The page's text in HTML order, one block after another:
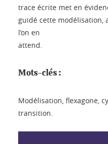
trace écrite met en
guidé cette modélisation,
l’on en
attend.
Mots-clés :
Modélisation, flexagone,
transition.